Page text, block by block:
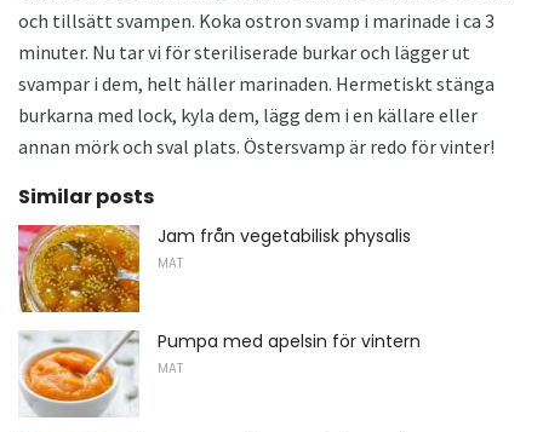
och tillsätt svampen. Koka ostron svamp i marinade i ca 3
minuter. Nu tar vi för steriliserade burkar och lägger ut
svampar i dem, helt häller marinaden. Hermetiskt stänga
burkarna med lock, kyla dem, lägg dem i en källare eller
annan mörk och sval plats. Östersvamp är redo för vinter!
Similar posts
Jam från vegetabilisk physalis
MAT
Pumpa med apelsin för vintern
MAT